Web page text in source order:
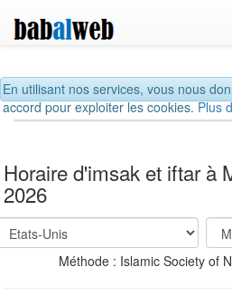
En utilisant nos services, vous nous
accord pour exploiter les cookies.Plus
Horaire d'imsak et iftar à
2026
Méthode : Islamic Society of